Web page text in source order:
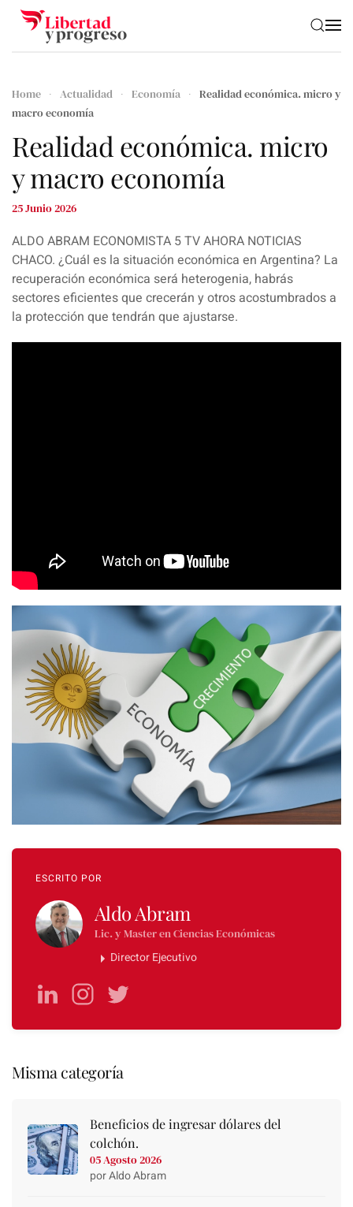
Skip to main content
Home Actualidad Economía
Realidad económica. micro y
macro economía
Realidad económica. micro
y macro economía
25 Junio 2026
ALDO ABRAM ECONOMISTA 5 TV AHORA NOTICIAS
CHACO. ¿Cuál es la situación económica en Argentina? La
recuperación económica será heterogenia, habrás
sectores eficientes que crecerán y otros acostumbrados a
la protección que tendrán que ajustarse.
ESCRITO POR
Aldo Abram
Lic. y Master en Ciencias Económicas
Director Ejecutivo
Misma categoría
Beneficios de ingresar dólares del
colchón.
05 Agosto 2026
por Aldo Abram